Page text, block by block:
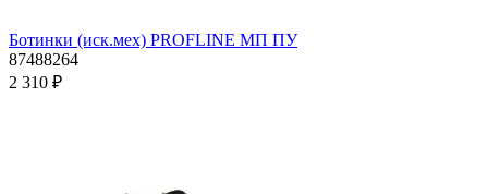
Ботинки (иск.мех) PROFLINE МП ПУ
87488264
2 310 ₽